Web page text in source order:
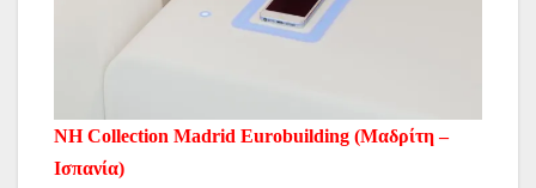
NH Collection Madrid Eurobuilding (Μαδρίτη –
Ισπανία)